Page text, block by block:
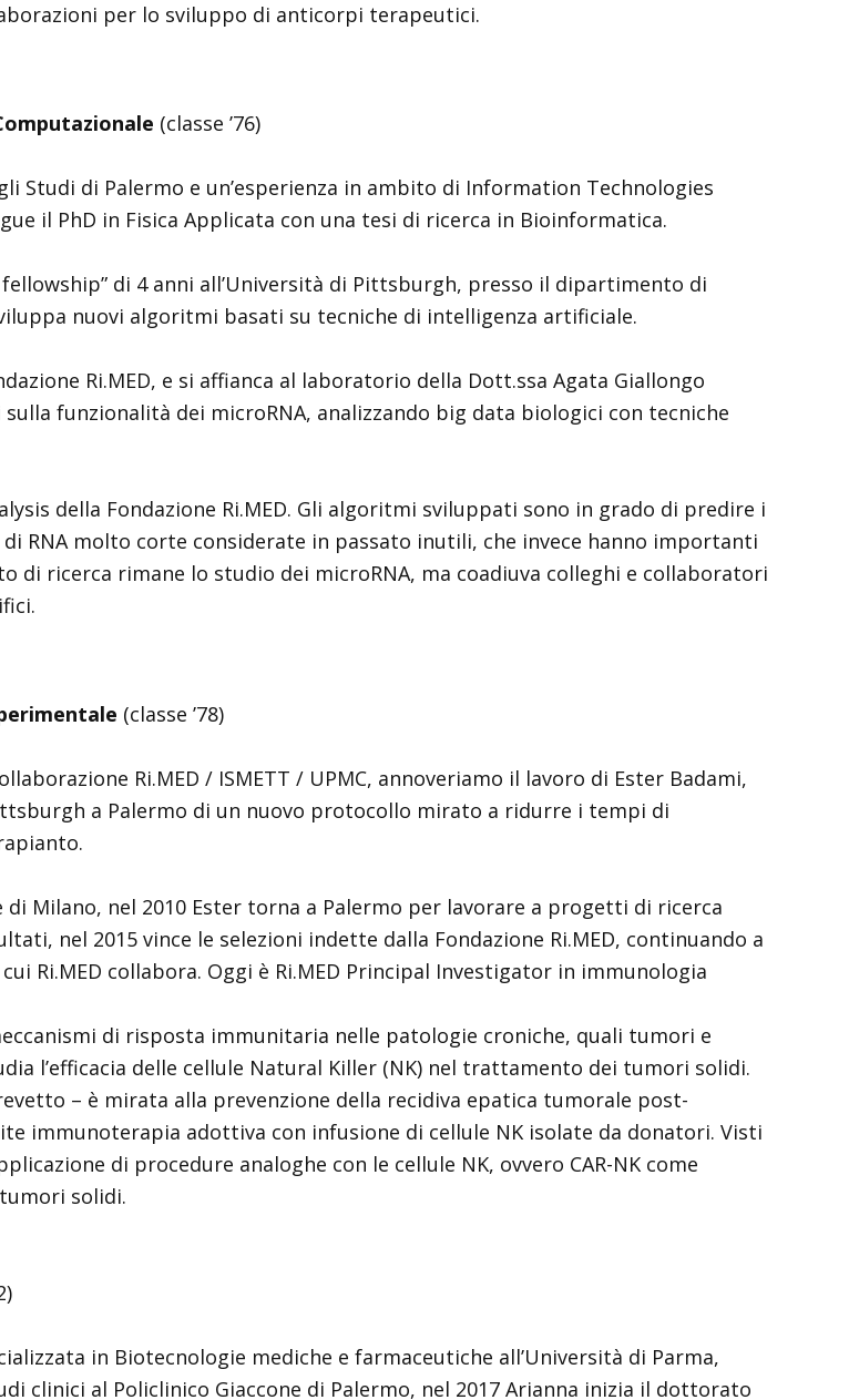
per lo sviluppo di anticorpi terapeutici.
(classe ’76)
Studi di Palermo e un’esperienza in ambito di Information Technologies
il PhD in Fisica Applicata con una tesi di ricerca in Bioinformatica.
di 4 anni all’Università di Pittsburgh, presso il dipartimento di
nuovi algoritmi basati su tecniche di intelligenza artificiale.
Ri.MED, e si affianca al laboratorio della Dott.ssa Agata Giallongo
funzionalità dei microRNA, analizzando big data biologici con tecniche
della Fondazione Ri.MED. Gli algoritmi sviluppati sono in grado di predire i
RNA molto corte considerate in passato inutili, che invece hanno importanti
ricerca rimane lo studio dei microRNA, ma coadiuva colleghi e collaboratori
(classe ’78)
Ri.MED / ISMETT / UPMC, annoveriamo il lavoro di Ester Badami,
a Palermo di un nuovo protocollo mirato a ridurre i tempi di
Milano, nel 2010 Ester torna a Palermo per lavorare a progetti di ricerca
nel 2015 vince le selezioni indette dalla Fondazione Ri.MED, continuando a
Ri.MED collabora. Oggi è Ri.MED Principal Investigator in immunologia
di risposta immunitaria nelle patologie croniche, quali tumori e
l’efficacia delle cellule Natural Killer (NK) nel trattamento dei tumori solidi.
– è mirata alla prevenzione della recidiva epatica tumorale post-
immunoterapia adottiva con infusione di cellule NK isolate da donatori. Visti
di procedure analoghe con le cellule NK, ovvero CAR-NK come
solidi.
in Biotecnologie mediche e farmaceutiche all’Università di Parma,
clinici al Policlinico Giaccone di Palermo, nel 2017 Arianna inizia il dottorato